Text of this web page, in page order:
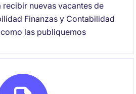
recibir nuevas vacantes de
Finanzas y Contabilidad
las publiquemos